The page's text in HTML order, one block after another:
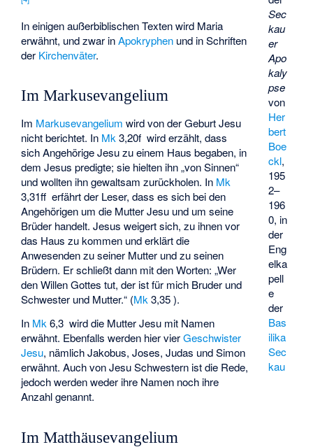
Sec
kau
er
Apo
kaly
pse
von
Her
bert
Boe
ckl,
195
2–
196
0, in
der
Eng
elka
pell
e
der
Bas
ilika
Sec
kau
In einigen außerbiblischen Texten wird Maria
erwähnt, und zwar inApokryphen und in Schriften
der Kirchenväter.
Im Markusevangelium
Im Markusevangelium wird von der Geburt Jesu
nicht berichtet. In Mk 3,20f wird erzählt, dass
sich Angehörige Jesu zu einem Haus begaben, in
dem Jesus predigte; sie hielten ihn „von Sinnen“
und wollten ihn gewaltsam zurückholen. In Mk
3,31ff erfährt der Leser, dass es sich bei den
Angehörigen um die Mutter Jesu und um seine
Brüder handelt. Jesus weigert sich, zu ihnen vor
das Haus zu kommen und erklärt die
Anwesenden zu seiner Mutter und zu seinen
Brüdern. Er schließt dann mit den Worten: „Wer
den Willen Gottes tut, der ist für mich Bruder und
Schwester und Mutter.“ (Mk 3,35 ).
In Mk6,3 wird die Mutter Jesu mit Namen
erwähnt. Ebenfalls werden hier vierGeschwister
Jesu, nämlich Jakobus, Joses, Judas und Simon
erwähnt. Auch von Jesu Schwestern ist die Rede,
jedoch werden weder ihre Namen noch ihre
Anzahl genannt.
Im Matthäusevangelium